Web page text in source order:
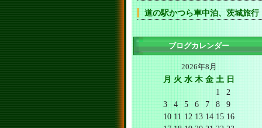
道の駅かつら車中泊、茨城旅行
ブログカレンダー
2026年8月
月 火 水 木 金 土 日
1
2
3
4 5 6 7 8
9
10 11 12 13 14 15 16